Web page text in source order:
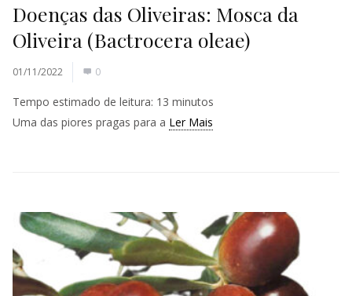
Doenças das Oliveiras: Mosca da
Oliveira (Bactrocera oleae)
01/11/2022 0
Tempo estimado de leitura: 13 minutos
Uma das piores pragas para a Ler Mais